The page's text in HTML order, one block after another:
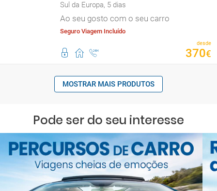
Sul da Europa, 5 dias
Ao seu gosto com o seu carro
Seguro Viagem Incluído
desde
370€
MOSTRAR MAIS PRODUTOS
Pode ser do seu interesse